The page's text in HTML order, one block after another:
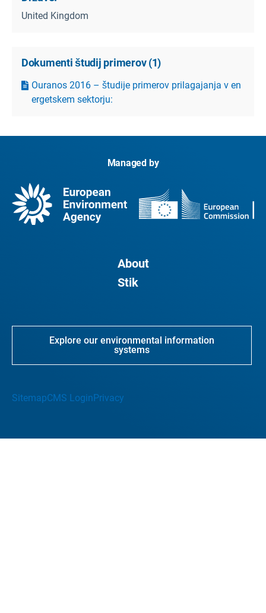
United Kingdom
Dokumenti študij primerov (1)
Ouranos 2016 – študije primerov prilagajanja v en
ergetskem sektorju:
Managed by
About
Stik
Explore our environmental information
systems
SitemapCMS LoginPrivacy